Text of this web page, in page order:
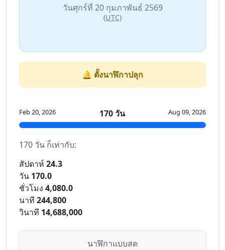
วันศุกร์ที่ 20 กุมภาพันธ์ 2569
(UTC)
🔔 ตั้งนาฬิกาปลุก
Feb 20, 2026 170 วัน Aug 09, 2026
170 วัน ก็เท่ากับ:
สัปดาห์ 24.3
วัน 170.0
ชั่วโมง 4,080.0
นาที 244,800
วินาที 14,688,000
นาฬิกาแบบสด